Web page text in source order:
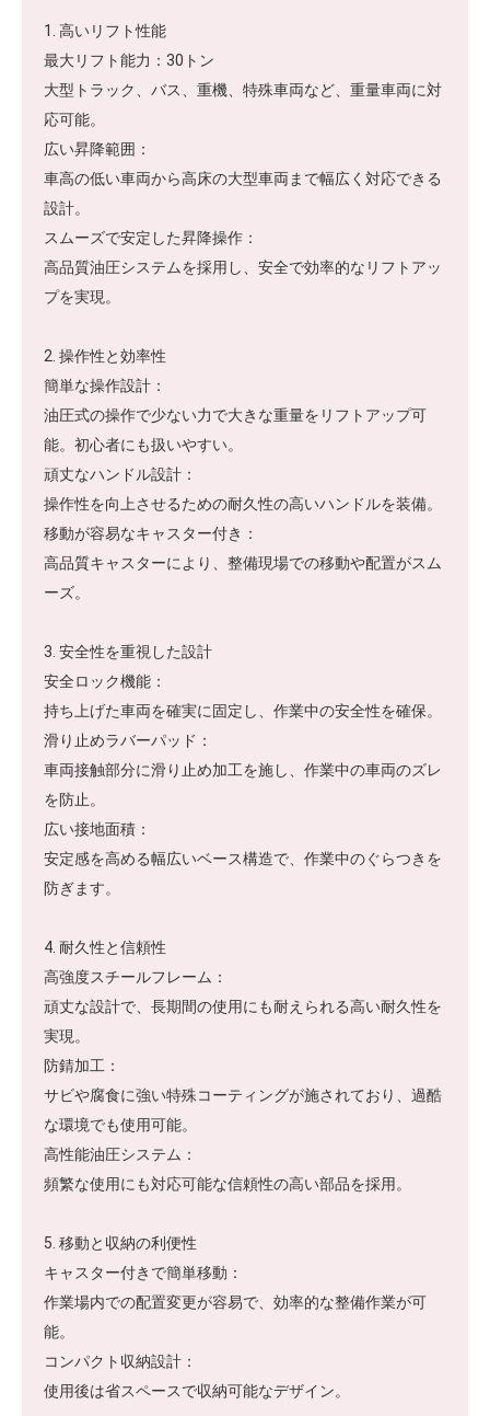
1. 高いリフト性能
最大リフト能力：30トン
大型トラック、バス、重機、特殊車両など、重量車両に対
応可能。
広い昇降範囲：
車高の低い車両から高床の大型車両まで幅広く対応できる
設計。
スムーズで安定した昇降操作：
高品質油圧システムを採用し、安全で効率的なリフトアッ
プを実現。
2. 操作性と効率性
簡単な操作設計：
油圧式の操作で少ない力で大きな重量をリフトアップ可
能。初心者にも扱いやすい。
頑丈なハンドル設計：
操作性を向上させるための耐久性の高いハンドルを装備。
移動が容易なキャスター付き：
高品質キャスターにより、整備現場での移動や配置がスム
ーズ。
3. 安全性を重視した設計
安全ロック機能：
持ち上げた車両を確実に固定し、作業中の安全性を確保。
滑り止めラバーパッド：
車両接触部分に滑り止め加工を施し、作業中の車両のズレ
を防止。
広い接地面積：
安定感を高める幅広いベース構造で、作業中のぐらつきを
防ぎます。
4. 耐久性と信頼性
高強度スチールフレーム：
頑丈な設計で、長期間の使用にも耐えられる高い耐久性を
実現。
防錆加工：
サビや腐食に強い特殊コーティングが施されており、過酷
な環境でも使用可能。
高性能油圧システム：
頻繁な使用にも対応可能な信頼性の高い部品を採用。
5. 移動と収納の利便性
キャスター付きで簡単移動：
作業場内での配置変更が容易で、効率的な整備作業が可
能。
コンパクト収納設計：
使用後は省スペースで収納可能なデザイン。